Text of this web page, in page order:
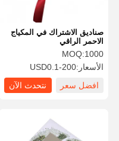
صناديق الاشتراك في المكياج
الاحمر الراقي
MOQ:1000
الأسعار:USD0.1-200
افضل سعر
نتحدث الآن